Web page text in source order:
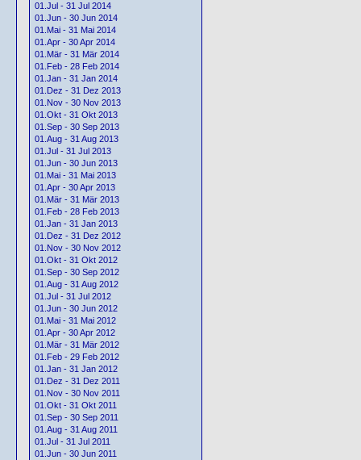
01.Jul - 31 Jul 2014
01.Jun - 30 Jun 2014
01.Mai - 31 Mai 2014
01.Apr - 30 Apr 2014
01.Mär - 31 Mär 2014
01.Feb - 28 Feb 2014
01.Jan - 31 Jan 2014
01.Dez - 31 Dez 2013
01.Nov - 30 Nov 2013
01.Okt - 31 Okt 2013
01.Sep - 30 Sep 2013
01.Aug - 31 Aug 2013
01.Jul - 31 Jul 2013
01.Jun - 30 Jun 2013
01.Mai - 31 Mai 2013
01.Apr - 30 Apr 2013
01.Mär - 31 Mär 2013
01.Feb - 28 Feb 2013
01.Jan - 31 Jan 2013
01.Dez - 31 Dez 2012
01.Nov - 30 Nov 2012
01.Okt - 31 Okt 2012
01.Sep - 30 Sep 2012
01.Aug - 31 Aug 2012
01.Jul - 31 Jul 2012
01.Jun - 30 Jun 2012
01.Mai - 31 Mai 2012
01.Apr - 30 Apr 2012
01.Mär - 31 Mär 2012
01.Feb - 29 Feb 2012
01.Jan - 31 Jan 2012
01.Dez - 31 Dez 2011
01.Nov - 30 Nov 2011
01.Okt - 31 Okt 2011
01.Sep - 30 Sep 2011
01.Aug - 31 Aug 2011
01.Jul - 31 Jul 2011
01.Jun - 30 Jun 2011